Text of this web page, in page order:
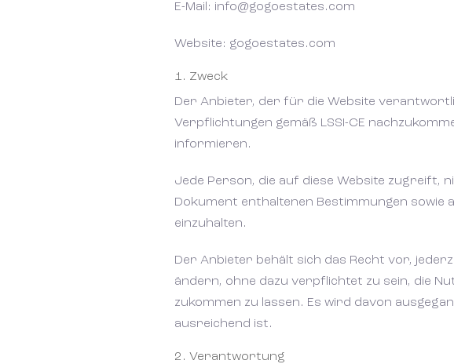
E-Mail: info@gogoestates.com
Website: gogoestates.com
1. Zweck
Der Anbieter, der für die Website
Verpflichtungen gemäß LSSI-CE
informieren.
Jede Person, die auf diese Website zugreift,
Dokument enthaltenen Bestimmungen
einzuhalten.
Der Anbieter behält sich das Recht vor,
ändern, ohne dazu verpflichtet zu sein, die
zukommen zu lassen. Es wird davon
ausreichend ist.
2. Verantwortung